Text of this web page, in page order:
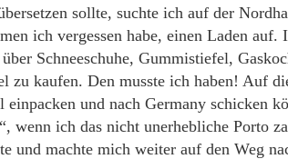
sollte, suchte ich auf der
ich vergessen habe, einen Laden
Schneeschuhe, Gummistiefel,
zu kaufen. Den musste ich haben! Auf
einpacken und nach Germany schicken
wenn ich das nicht unerhebliche Porto
und machte mich weiter auf den Weg